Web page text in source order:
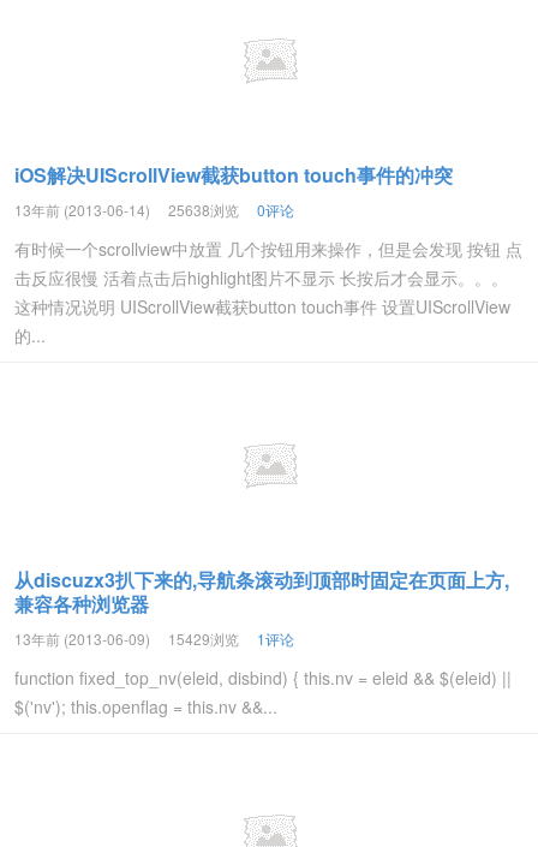
iOS解决UIScrollView截获button touch事件的冲突
13年前 (2013-06-14) 25638浏览 0评论
有时候一个scrollview中放置 几个按钮用来操作，但是会发现 按钮 点
击反应很慢 活着点击后highlight图片不显示 长按后才会显示。。。
这种情况说明 UIScrollView截获button touch事件 设置UIScrollView
的...
从discuzx3扒下来的,导航条滚动到顶部时固定在页面上方,
兼容各种浏览器
13年前 (2013-06-09) 15429浏览 1评论
function fixed_top_nv(eleid, disbind) { this.nv = eleid && $(eleid) ||
$('nv'); this.openflag = this.nv &&...